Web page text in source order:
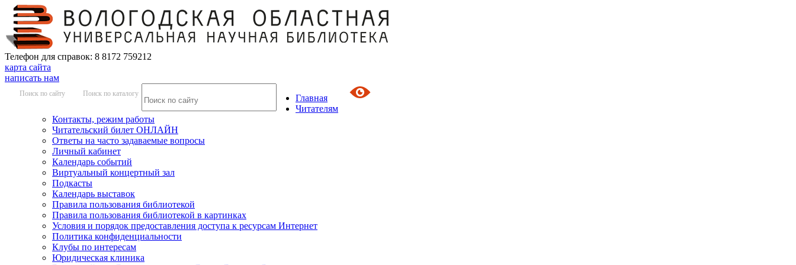
Телефон для справок: 8 8172 759212
карта сайта
написать нам
Поиск по сайту Поиск по каталогу
Главная
Читателям
Контакты, режим работы
Читательский билет ОНЛАЙН
Ответы на часто задаваемые вопросы
Личный кабинет
Календарь событий
Виртуальный концертный зал
Подкасты
Календарь выставок
Правила пользования библиотекой
Правила пользования библиотекой в картинках
Условия и порядок предоставления доступа к ресурсам Интернет
Политика конфиденциальности
Клубы по интересам
Юридическая клиника